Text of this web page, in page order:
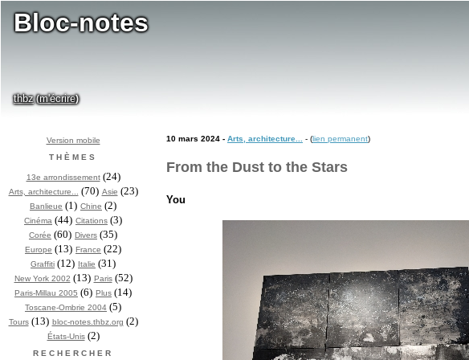
Bloc-notes
thbz(m'écrire)
Version mobile
THÈMES
13e arrondissement(24)
Arts, architecture... (70) Asie (23)
Banlieue (1) Chine (2)
Cinéma (44) Citations (3)
Corée (60) Divers (35)
Europe (13) France (22)
Graffiti (12) Italie (31)
New York 2002 (13) Paris(52)
Paris-Millau 2005 (6) Plus (14)
Toscane-Ombrie 2004 (5)
Tours(13) bloc-notes.thbz.org (2)
États-Unis(2)
RECHERCHER
10 mars 2024 - Arts, architecture... - (lien permanent)
From the Dust to the Stars
You